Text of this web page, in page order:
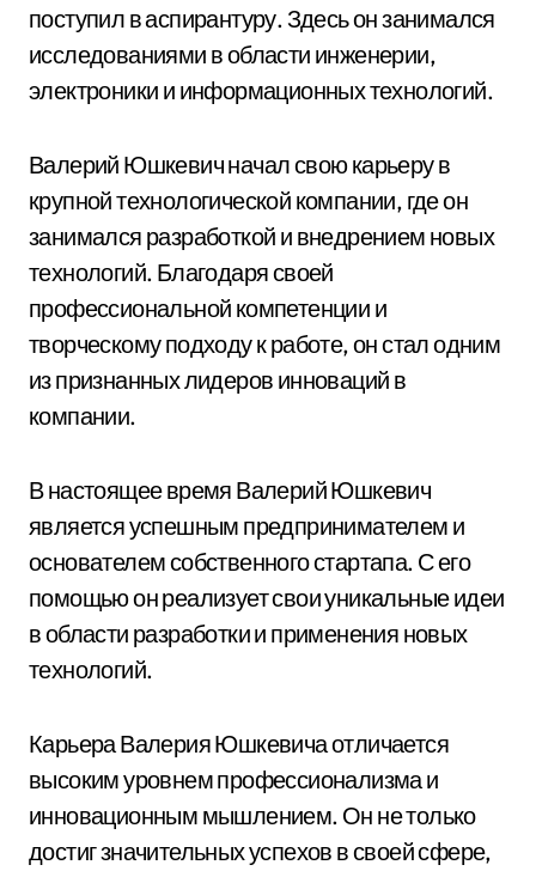
поступил в аспирантуру. Здесь он занимался
исследованиями в области инженерии,
электроники и информационных технологий.
Валерий Юшкевич начал свою карьеру в
крупной технологической компании, где он
занимался разработкой и внедрением новых
технологий. Благодаря своей
профессиональной компетенции и
творческому подходу к работе, он стал одним
из признанных лидеров инноваций в
компании.
В настоящее время Валерий Юшкевич
является успешным предпринимателем и
основателем собственного стартапа. С его
помощью он реализует свои уникальные идеи
в области разработки и применения новых
технологий.
Карьера Валерия Юшкевича отличается
высоким уровнем профессионализма и
инновационным мышлением. Он не только
достиг значительных успехов в своей сфере,